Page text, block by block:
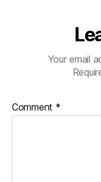
Your email
Comment *